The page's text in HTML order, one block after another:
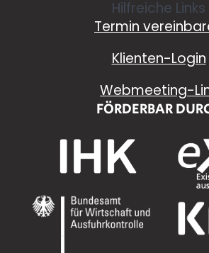
Hilfreiche Links
Termin
Klienten-Login
Webmeeting-
FÖRDERBAR